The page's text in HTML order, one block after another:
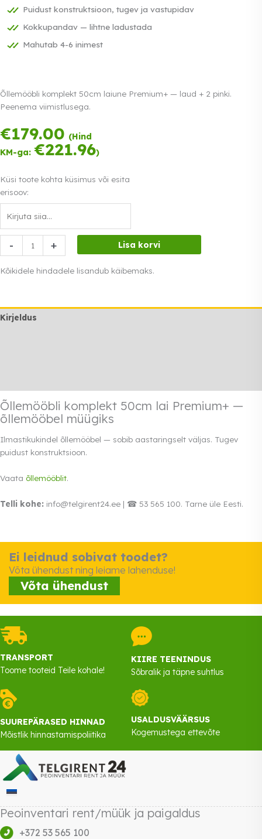
Puidust konstruktsioon, tugev ja vastupidav
Kokkupandav — lihtne ladustada
Mahutab 4-6 inimest
Õllemööbli komplekt 50cm laiune Premium+ — laud + 2 pinki.
Peenema viimistlusega.
€179.00 (Hind
KM-ga: €221.96)
Küsi toote kohta küsimus või esita
erisoov:
-
komplekt
50cm
kogus
+ Lisa korvi
Kõikidele hindadele lisandub käibemaks.
Kirjeldus
Õllemööbli komplekt 50cm lai Premium+ —
õllemööbel müügiks
Ilmastikukindel õllemööbel — sobib aastaringselt väljas. Tugev
puidust konstruktsioon.
Vaata õllemööblit.
Telli kohe: info@telgirent24.ee | ☎ 53 565 100. Tarne üle Eesti.
Ei leidnud sobivat toodet?
Võta ühendust ning leiame lahenduse!
Võta ühendust
TRANSPORT
Toome tooteid Teile kohale!
KIIRE TEENINDUS
Sõbralik ja täpne suhtlus
SUUREPÄRASED HINNAD
Mõistlik hinnastamispoliitika
USALDUSVÄÄRSUS
Kogemustega ettevõte
Peoinventari rent/müük ja paigaldus
+372 53 565 100